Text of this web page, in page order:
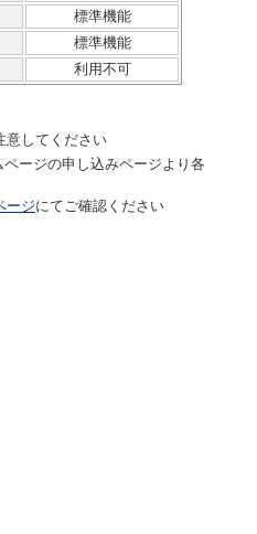
標準機能
標準機能
利用不可
意してください
ージの申し込みページより各
ージにてご確認ください